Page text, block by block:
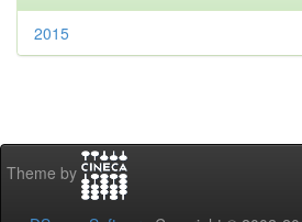
2015
Theme by